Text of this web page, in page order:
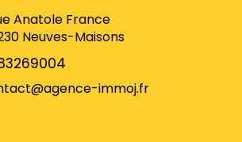
Anatole France
Neuves-Maisons
immoj.fr